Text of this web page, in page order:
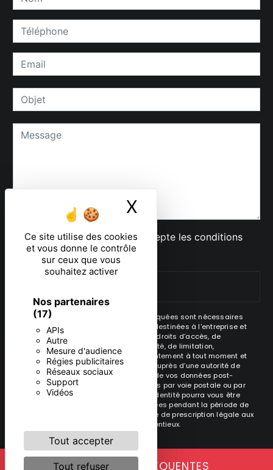
Ce site utilise des cookies
et vous donne le contrôle
sur ceux que vous
souhaitez activer
Nos partenaires
(17)
APIs
Autre
Mesure d'audience
Régies publicitaires
Réseaux sociaux
Support
Vidéos
Tout accepter
Tout refuser
X
En cochant cette case, j'accepte les conditions
particulières ci-dessous **
** Les données personnelles communiquées sont nécessaires
aux fins de vous contacter. Elles sont destinées à l'entreprise et
ses sous-traitants. Vous disposez de droits d’accès, de
rectification, d’effacement, de portabilité, de limitation,
d’opposition, de retrait de votre consentement à tout moment et
du droit d’introduire une réclamation auprès d’une autorité de
contrôle, ainsi que d’organiser le sort de vos données post-
mortem. Vous pouvez exercer ces droits par voie postale ou par
courrier électronique. Un justificatif d'identité pourra vous être
demandé. Nous conservons vos données pendant la période de
prise de contact puis pendant la durée de prescription légale aux
fins probatoire et de gestion des contentieux.
RECHERCHES FRÉQUENTES